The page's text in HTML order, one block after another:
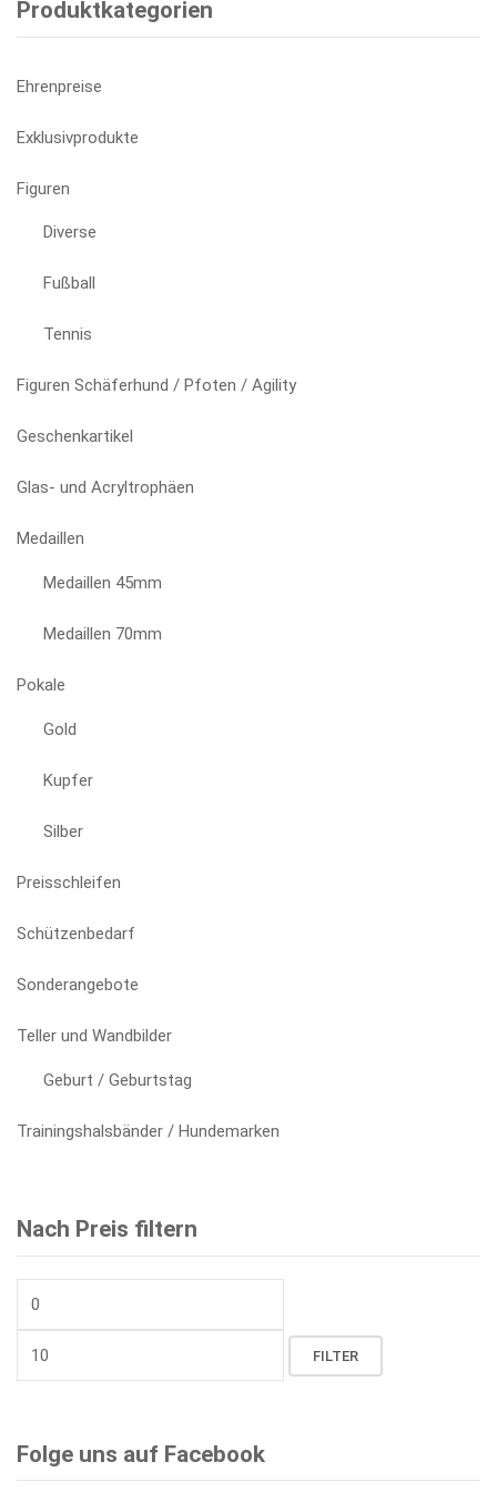
Produktkategorien
Ehrenpreise
Exklusivprodukte
Figuren
Diverse
Fußball
Tennis
Figuren Schäferhund / Pfoten / Agility
Geschenkartikel
Glas- und Acryltrophäen
Medaillen
Medaillen 45mm
Medaillen 70mm
Pokale
Gold
Kupfer
Silber
Preisschleifen
Schützenbedarf
Sonderangebote
Teller und Wandbilder
Geburt / Geburtstag
Trainingshalsbänder / Hundemarken
Nach Preis filtern
Min.
Max.
FILTER
Folge uns auf Facebook